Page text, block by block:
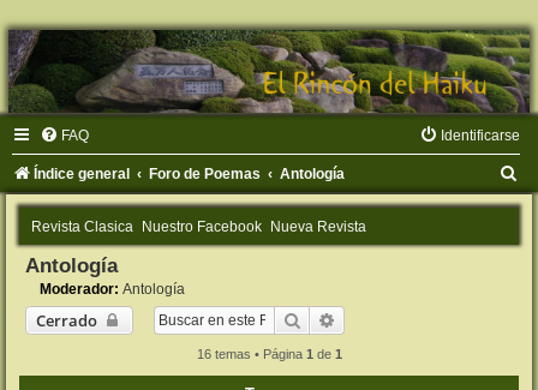
FAQ Identificarse
Índice general Foro de Poemas Antología
u
Revista Clasica Nuestro Facebook Nueva Revista
Antología
Moderador: Antología
Cerrado Buscar
16 temas • Página 1 de 1